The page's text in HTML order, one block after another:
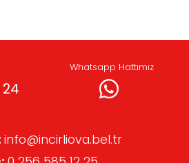
Whatsapp Hattımız
info@incirliova.bel.tr